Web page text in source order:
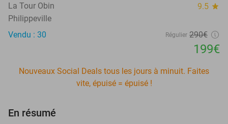
La Tour Obin 9.5 star
Philippeville
Vendu : 30
Régulier 290€
199€
Nouveaux Social Deals tous les jours à minuit. Faites
vite, épuisé = épuisé !
En résumé